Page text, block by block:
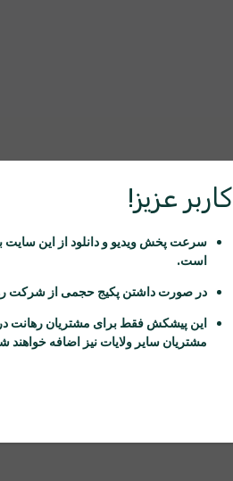
کاربر عزیز!
سرعت پخش ویدیو و دانلود از این
است.
در صورت داشتن پکیج حجمی از شرکت
این پیشکش فقط برای مشتریان رهانت
مشتریان سایر ولایات نیز اضافه خواهند